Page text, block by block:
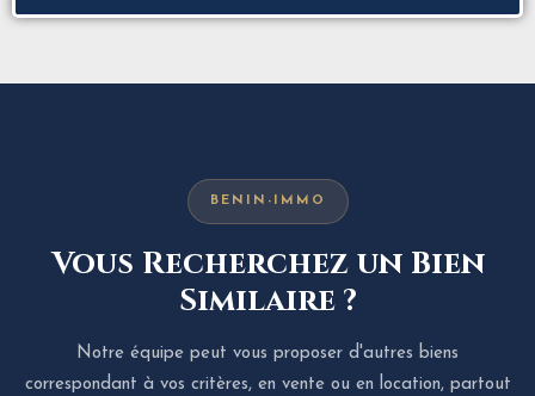
BENIN-IMMO
Vous Recherchez un Bien
Similaire ?
Notre équipe peut vous proposer d'autres biens
correspondant à vos critères, en vente ou en location, partout